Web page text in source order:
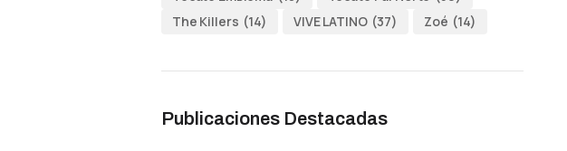
The Killers (14) VIVE LATINO (37) Zoé (14)
Publicaciones Destacadas